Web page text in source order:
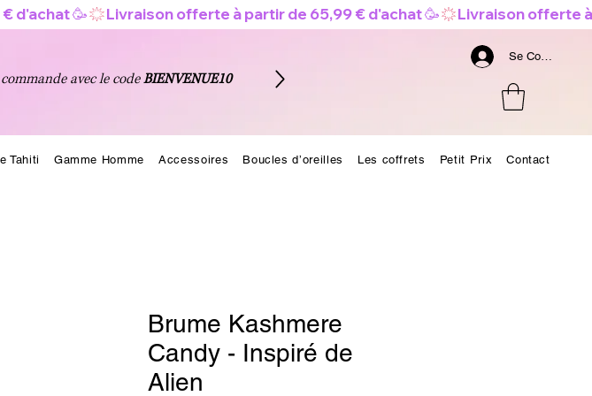
avec le codeBIENVENUE10
Se Connecter
Tahiti Gamme Homme Accessoires Boucles d’oreilles Les coffrets Petit Prix Contact
Brume Kashmere
Candy - Inspiré de
Alien